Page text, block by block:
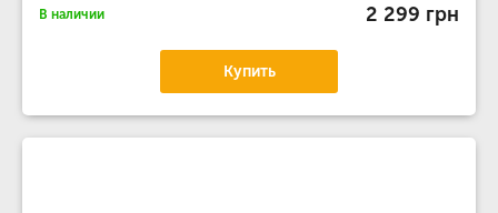
В наличии 2 299 грн
Купить